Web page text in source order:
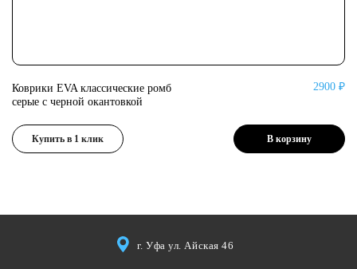
Коврики EVA классические ромб
серые с черной окантовкой
2900 ₽
Купить в 1 клик В корзину
г. Уфа ул. Айская 46